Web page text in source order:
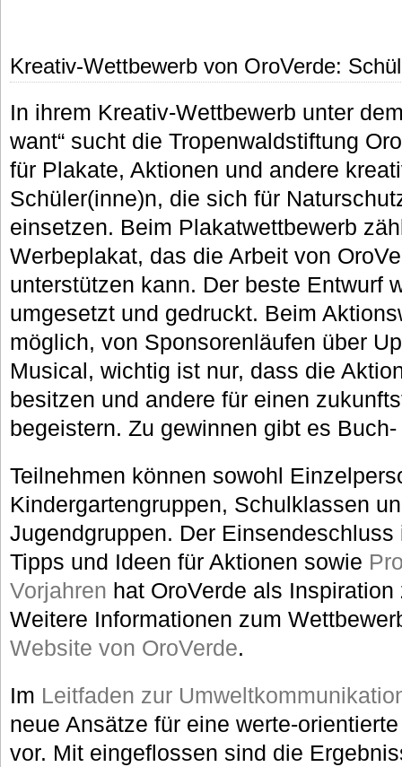
Kreativ-Wettbewerb von OroVerde:
In ihrem Kreativ-Wettbewerb unter
want“ sucht die Tropenwaldstiftung
für Plakate, Aktionen und andere
Schüler(inne)n, die sich für
einsetzen. Beim Plakatwettbewerb
Werbeplakat, das die Arbeit von
unterstützen kann. Der beste Entwurf
umgesetzt und gedruckt. Beim
möglich, von Sponsorenläufen über
Musical, wichtig ist nur, dass die
besitzen und andere für einen
begeistern. Zu gewinnen gibt es
Teilnehmen können sowohl
Kindergartengruppen, Schulklassen
Jugendgruppen. Der
Tipps und Ideen für Aktionen sowie
Vorjahren hat OroVerde als
Weitere Informationen zum
Website von OroVerde.
Im Leitfaden zur
neue Ansätze für eine werte-
vor. Mit eingeflossen sind die